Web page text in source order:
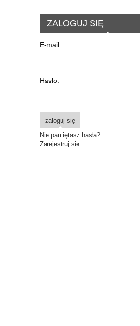
ZALOGUJ SIĘ
E-mail:
Hasło:
zaloguj się
Nie pamiętasz hasła?
Zarejestruj się